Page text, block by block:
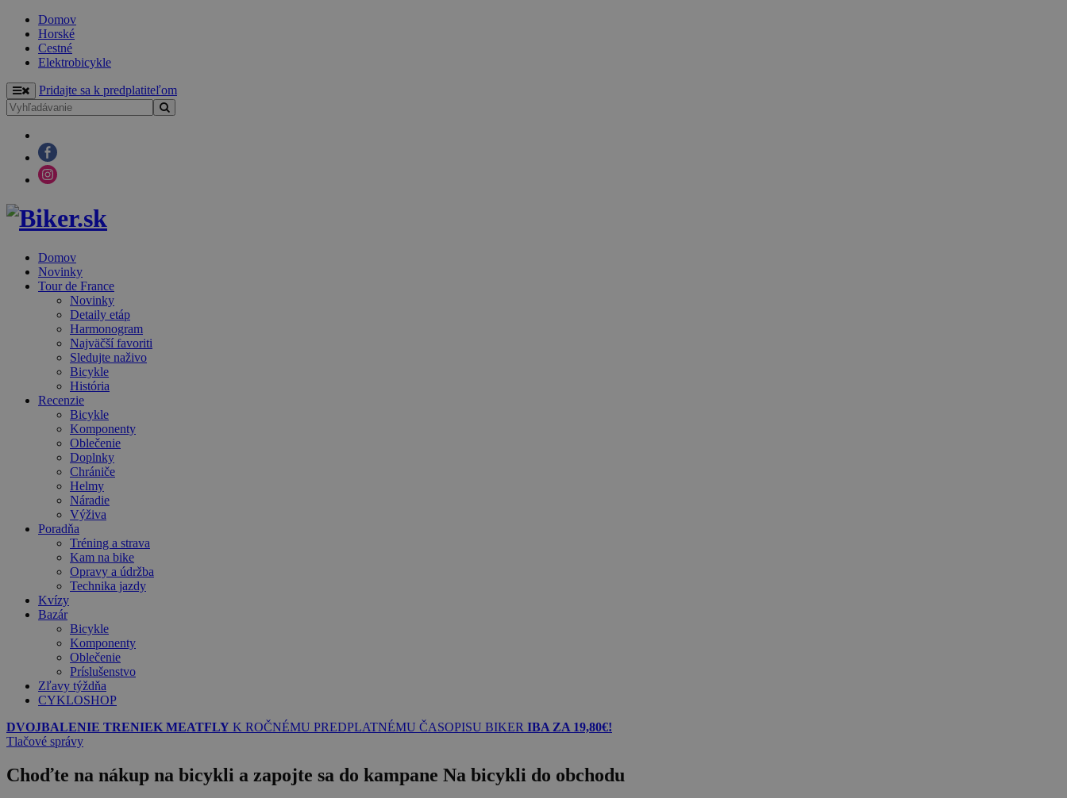
Domov
Horské
Cestné
Elektrobicykle
Pridajte sa k predplatiteľom
Domov
Novinky
Tour de France
Novinky
Detaily etáp
Harmonogram
Najväčší favoriti
Sledujte naživo
Bicykle
História
Recenzie
Bicykle
Komponenty
Oblečenie
Doplnky
Chrániče
Helmy
Náradie
Výživa
Poradňa
Tréning a strava
Kam na bike
Opravy a údržba
Technika jazdy
Kvízy
Bazár
Bicykle
Komponenty
Oblečenie
Príslušenstvo
Zľavy týždňa
CYKLOSHOP
DVOJBALENIE TRENIEK MEATFLY K ROČNÉMU PREDPLATNÉMU ČASOPISU BIKER IBA ZA 19,80€!
Tlačové správy
Choďte na nákup na bicykli a zapojte sa do kampane Na bicykli do obchodu